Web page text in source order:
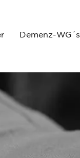
Demenz-WG´s